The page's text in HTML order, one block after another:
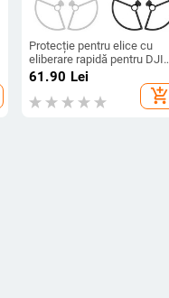
Protecție pentru elice cu
eliberare rapidă pentru DJI
Mini 2/Mini SE Inel de
protecție anti-coliziune
Protecție pentru elice
61.90 Lei
add_shopping_cart